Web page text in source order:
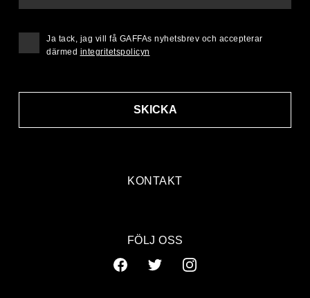
KONTAKT
SKICKA
Ja tack, jag vill få GAFFAs nyhetsbrev och accepterar
därmed integritetspolicyn
FÖLJ OSS